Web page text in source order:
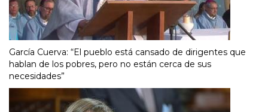
García Cuerva: “El pueblo está cansado de dirigentes que
hablan de los pobres, pero no están cerca de sus
necesidades”